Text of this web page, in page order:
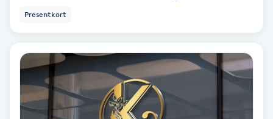
Bottenfärg
Brynformning
Brynfärgning
Presentkort